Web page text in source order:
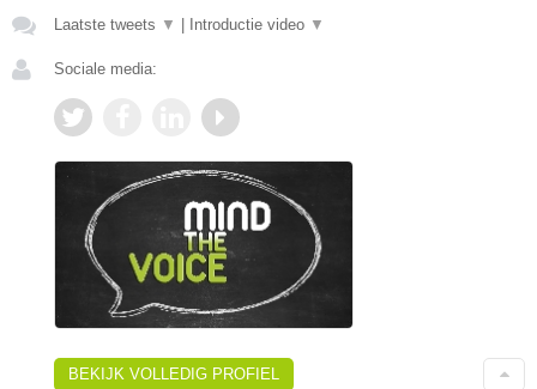
Laatste tweets ▼ Introductie video ▼
Sociale media:
BEKIJK VOLLEDIG PROFIEL